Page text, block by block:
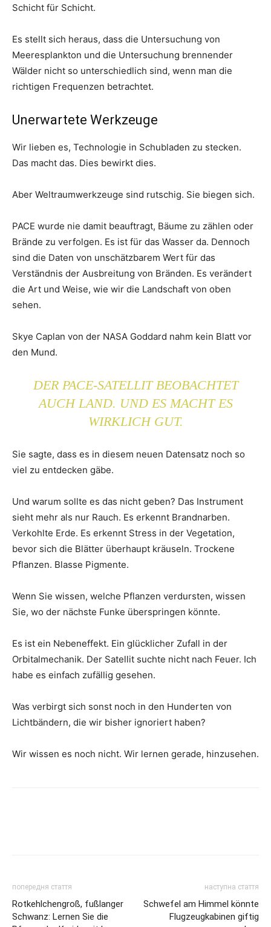
Schicht für Schicht.
Es stellt sich heraus, dass die Untersuchung von
Meeresplankton und die Untersuchung brennender
Wälder nicht so unterschiedlich sind, wenn man die
richtigen Frequenzen betrachtet.
Unerwartete Werkzeuge
Wir lieben es, Technologie in Schubladen zu stecken.
Das macht das. Dies bewirkt dies.
Aber Weltraumwerkzeuge sind rutschig. Sie biegen sich.
PACE wurde nie damit beauftragt, Bäume zu zählen oder
Brände zu verfolgen. Es ist für das Wasser da. Dennoch
sind die Daten von unschätzbarem Wert für das
Verständnis der Ausbreitung von Bränden. Es verändert
die Art und Weise, wie wir die Landschaft von oben
sehen.
Skye Caplan von der NASA Goddard nahm kein Blatt vor
den Mund.
DER PACE-SATELLIT BEOBACHTET
AUCH LAND. UND ES MACHT ES
WIRKLICH GUT.
Sie sagte, dass es in diesem neuen Datensatz noch so
viel zu entdecken gäbe.
Und warum sollte es das nicht geben? Das Instrument
sieht mehr als nur Rauch. Es erkennt Brandnarben.
Verkohlte Erde. Es erkennt Stress in der Vegetation,
bevor sich die Blätter überhaupt kräuseln. Trockene
Pflanzen. Blasse Pigmente.
Wenn Sie wissen, welche Pflanzen verdursten, wissen
Sie, wo der nächste Funke überspringen könnte.
Es ist ein Nebeneffekt. Ein glücklicher Zufall in der
Orbitalmechanik. Der Satellit suchte nicht nach Feuer. Ich
habe es einfach zufällig gesehen.
Was verbirgt sich sonst noch in den Hunderten von
Lichtbändern, die wir bisher ignoriert haben?
Wir wissen es noch nicht. Wir lernen gerade, hinzusehen.
попередня стаття
Rotkehlchengroß, fußlanger
Schwanz: Lernen Sie die
наступна стаття
Schwefel am Himmel könnte
Flugzeugkabinen giftig